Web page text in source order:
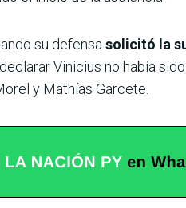
su defensa solicitó la
Vinicius no había
y Mathías Garcete.